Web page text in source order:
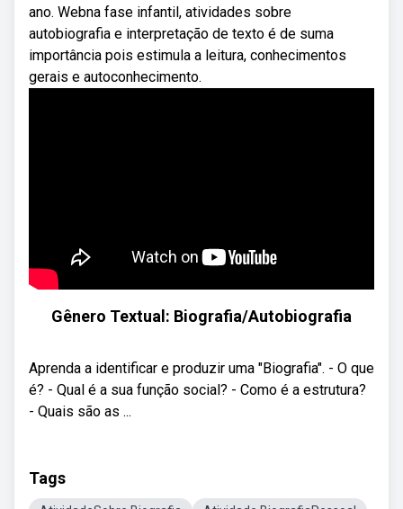
ano. Webna fase infantil, atividades sobre
autobiografia e interpretação de texto é de suma
importância pois estimula a leitura, conhecimentos
gerais e autoconhecimento.
Gênero Textual: Biografia/Autobiografia
Aprenda a identificar e produzir uma "Biografia". - O que
é? - Qual é a sua função social? - Como é a estrutura?
- Quais são as ...
Tags